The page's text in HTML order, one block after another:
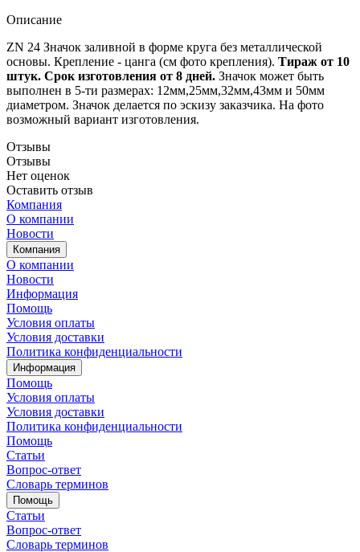
Описание
ZN 24 Значок заливной в форме круга без металлической
основы. Крепление - цанга (см фото крепления). Тираж от 10
штук. Срок изготовления от 8 дней. Значок может быть
выполнен в 5-ти размерах: 12мм,25мм,32мм,43мм и 50мм
диаметром. Значок делается по эскизу заказчика. На фото
возможный вариант изготовления.
Отзывы
Отзывы
Нет оценок
Оставить отзыв
Компания
О компании
Новости
Компания
О компании
Новости
Информация
Помощь
Условия оплаты
Условия доставки
Политика конфиденциальности
Информация
Помощь
Условия оплаты
Условия доставки
Политика конфиденциальности
Помощь
Статьи
Вопрос-ответ
Словарь терминов
Помощь
Статьи
Вопрос-ответ
Словарь терминов